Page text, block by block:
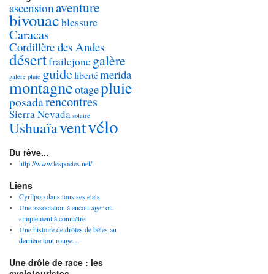
ascensionaventure
bivouacblessure
Caracas
Cordillère des Andes
désertfrailejonegalère
galère pluie guidelibertémerida
montagneotagepluie
posadarencontres
Sierra Nevada solaire
Ushuaïaventvélo
Du rêve...
http://www.lespoetes.net/
Liens
Cyrilpop dans tous ses etats
Une association à encourager ou
simplement à connaître
Une histoire de drôles de bêtes au
derrière tout rouge…
Une drôle de race : les